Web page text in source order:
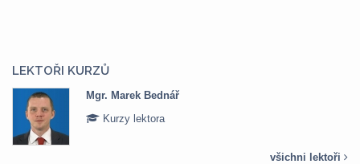
LEKTOŘI KURZŮ
Mgr. Marek Bednář
Kurzy lektora
všichni lektoři